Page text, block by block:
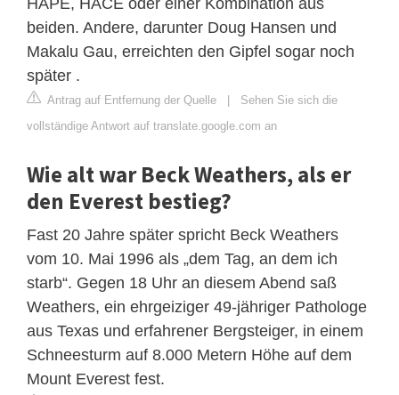
beiden. Andere, darunter Doug Hansen und
Makalu Gau, erreichten den Gipfel sogar noch
später .
Antrag auf Entfernung der Quelle | Sehen Sie sich die
vollständige Antwort auf translate.google.com an
Wie alt war Beck Weathers, als er
den Everest bestieg?
Fast 20 Jahre später spricht Beck Weathers
vom 10. Mai 1996 als „dem Tag, an dem ich
starb“. Gegen 18 Uhr an diesem Abend saß
Weathers, ein ehrgeiziger 49-jähriger Pathologe
aus Texas und erfahrener Bergsteiger, in einem
Schneesturm auf 8.000 Metern Höhe auf dem
Mount Everest fest.